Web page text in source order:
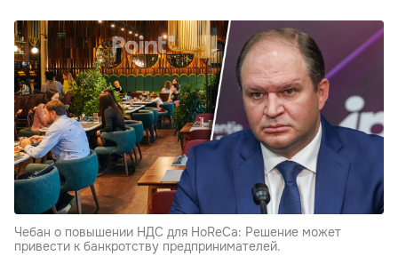
Чебан о повышении НДС для HoReCa: Решение может
привести к банкротству предпринимателей.